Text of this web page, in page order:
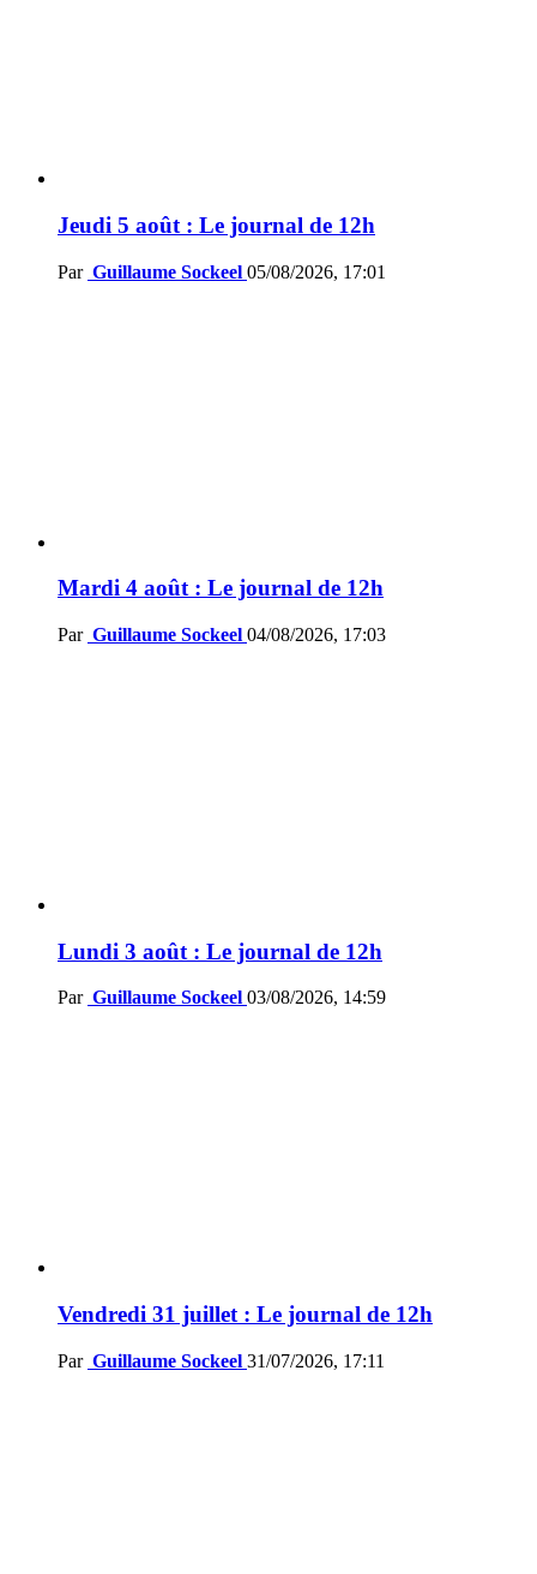
Jeudi 5 août : Le journal de 12h
Par Guillaume Sockeel 05/08/2026, 17:01
Mardi 4 août : Le journal de 12h
Par Guillaume Sockeel 04/08/2026, 17:03
Lundi 3 août : Le journal de 12h
Par Guillaume Sockeel 03/08/2026, 14:59
Vendredi 31 juillet : Le journal de 12h
Par Guillaume Sockeel 31/07/2026, 17:11